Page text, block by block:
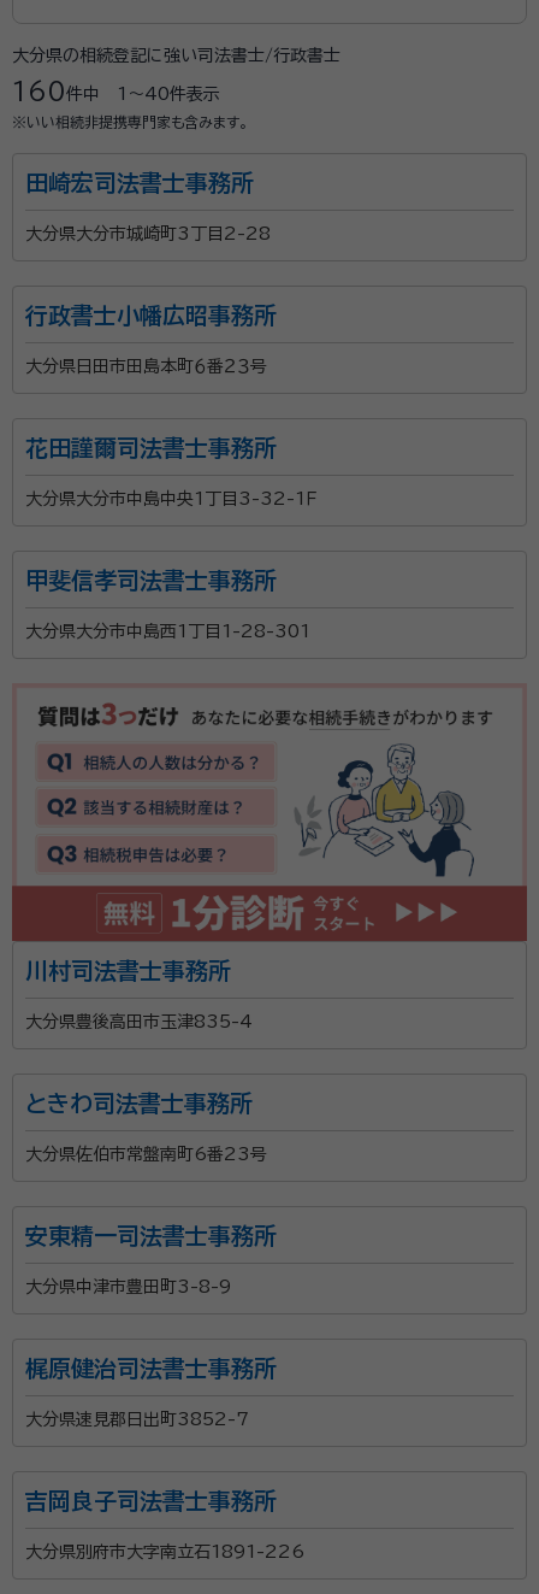
大分県の相続登記に強い司法書士/行政書士
160件中 1〜40件表示
※いい相続非提携専門家も含みます。
田崎宏司法書士事務所
大分県大分市城崎町3丁目2-28
行政書士小幡広昭事務所
大分県日田市田島本町６番２３号
花田謹爾司法書士事務所
大分県大分市中島中央1丁目3-32-1Ｆ
甲斐信孝司法書士事務所
大分県大分市中島西1丁目1-28-301
川村司法書士事務所
大分県豊後高田市玉津835-4
ときわ司法書士事務所
大分県佐伯市常盤南町6番23号
安東精一司法書士事務所
大分県中津市豊田町3-8-9
梶原健治司法書士事務所
大分県速見郡日出町3852-7
吉岡良子司法書士事務所
大分県別府市大字南立石1891-226